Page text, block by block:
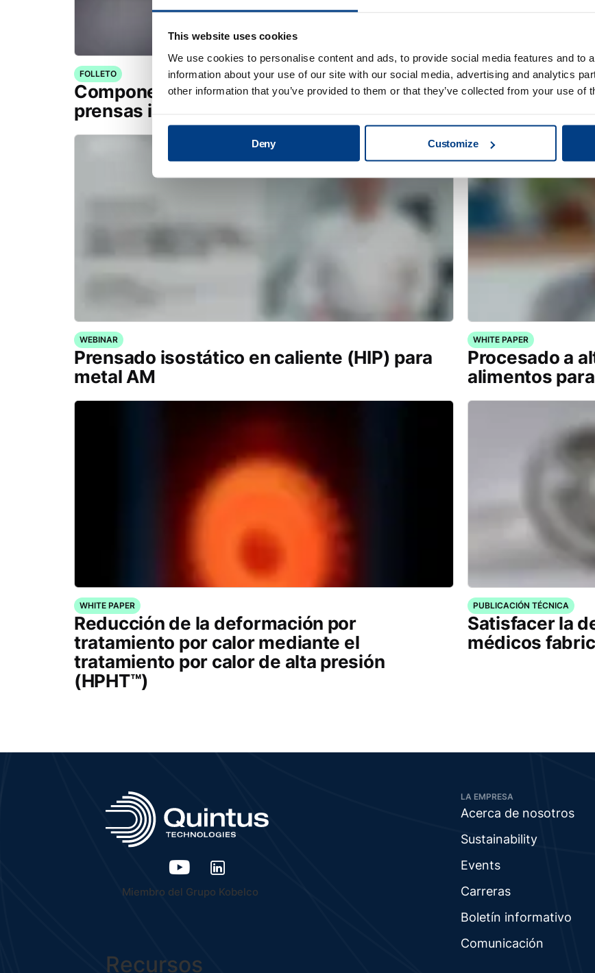
This website uses cookies
We use cookies to personalise content and ads, to provide social media features and to
information about your use of our site with our social media, advertising and analytics
other information that you’ve provided to them or that they’ve collected from your use of
Deny Customize
FOLLETO
Componentes de Quintus Capital para
prensas isostáticas en caliente
HISTORIAS DE CLIENTES
MTC Powder
capacidades
WEBINAR
Prensado isostático en caliente (HIP) para
metal AM
WHITE PAPER
Procesado a
alimentos
WHITE PAPER
Reducción de la deformación por
tratamiento por calor mediante el
tratamiento por calor de alta presión
(HPHT™)
PUBLICACIÓN TÉCNICA
Satisfacer la
médicos
Miembro del Grupo Kobelco
LA EMPRESA
Acerca de nosotros
Sustainability
Events
Carreras
Boletín informativo
Comunicación
Recursos